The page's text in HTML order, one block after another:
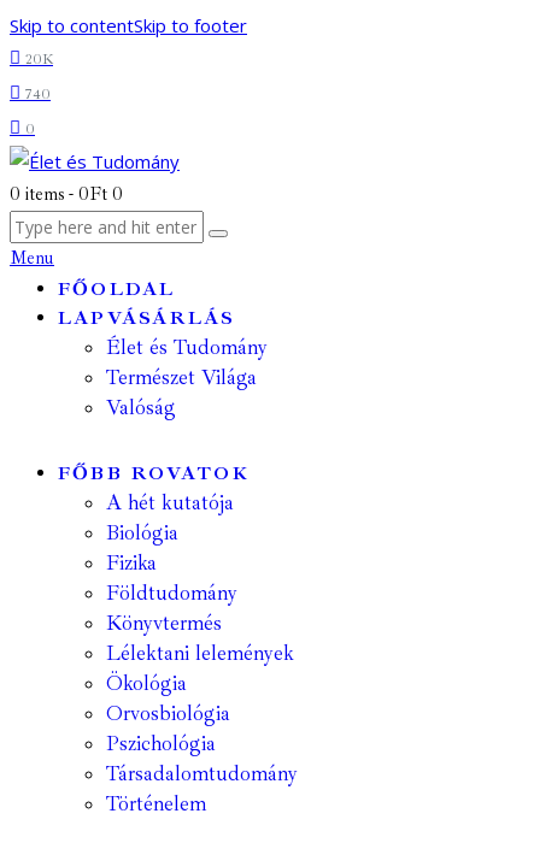
Skip to contentSkip to footer
20K
740
0
0 items - 0Ft 0
Menu
FŐOLDAL
LAPVÁSÁRLÁS
Élet és Tudomány
Természet Világa
Valóság
FŐBB ROVATOK
A hét kutatója
Biológia
Fizika
Földtudomány
Könyvtermés
Lélektani lelemények
Ökológia
Orvosbiológia
Pszichológia
Társadalomtudomány
Történelem